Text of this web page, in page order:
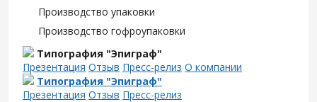
Производство упаковки
Производство гофроупаковки
Типография "Эпиграф"
Презентация Отзыв Пресс-релиз О компании
Типография "Эпиграф"
Презентация Отзыв Пресс-релиз